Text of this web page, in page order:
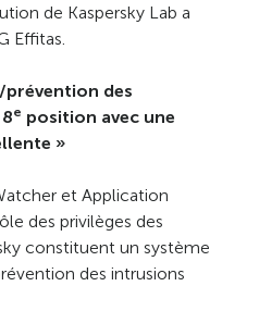
de Kaspersky Lab a
Effitas.
prévention des
e position avec une
»
et Application
des privilèges des
constituent un système
des intrusions